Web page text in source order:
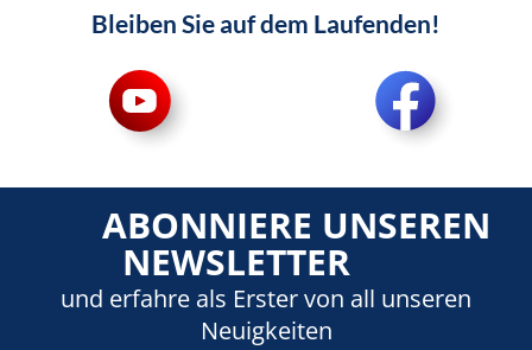
Bleiben Sie auf dem Laufenden!
ABONNIERE UNSEREN
NEWSLETTER
und erfahre als Erster von all unseren
Neuigkeiten